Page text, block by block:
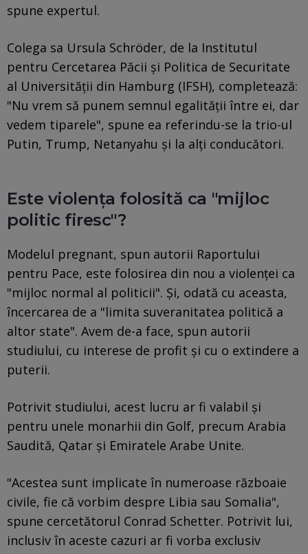
spune expertul.
Colega sa Ursula Schröder, de la Institutul
pentru Cercetarea Păcii și Politica de Securitate
al Universității din Hamburg (IFSH), completează:
"Nu vrem să punem semnul egalității între ei, dar
vedem tiparele", spune ea referindu-se la trio-ul
Putin, Trump, Netanyahu și la alți conducători.
Este violența folosită ca "mijloc
politic firesc"?
Modelul pregnant, spun autorii Raportului
pentru Pace, este folosirea din nou a violenței ca
"mijloc normal al politicii". Și, odată cu aceasta,
încercarea de a "limita suveranitatea politică a
altor state". Avem de-a face, spun autorii
studiului, cu interese de profit și cu o extindere a
puterii.
Potrivit studiului, acest lucru ar fi valabil și
pentru unele monarhii din Golf, precum Arabia
Saudită, Qatar și Emiratele Arabe Unite.
"Acestea sunt implicate în numeroase războaie
civile, fie că vorbim despre Libia sau Somalia",
spune cercetătorul Conrad Schetter. Potrivit lui,
inclusiv în aceste cazuri ar fi vorba exclusiv